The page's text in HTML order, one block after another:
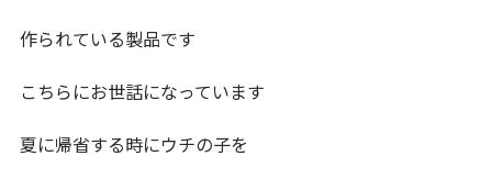
作られている製品です
こちらにお世話になっています
夏に帰省する時にウチの子を